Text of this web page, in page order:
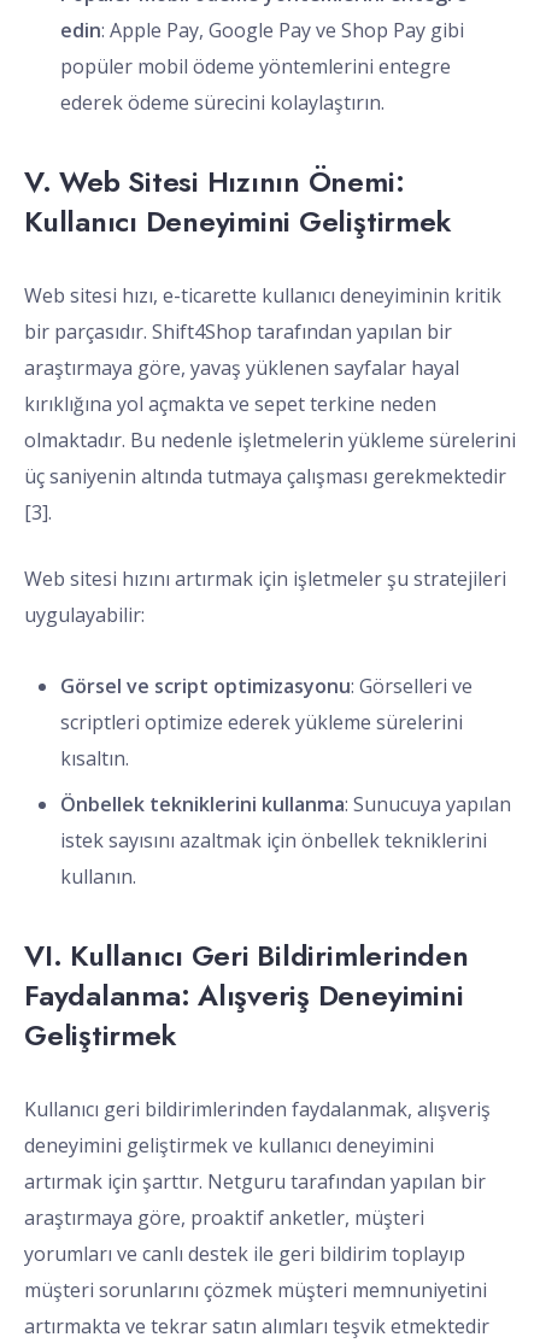
edin: Apple Pay, Google Pay ve Shop Pay gibi
popüler mobil ödeme yöntemlerini entegre
ederek ödeme sürecini kolaylaştırın.
V. Web Sitesi Hızının Önemi:
Kullanıcı Deneyimini Geliştirmek
Web sitesi hızı, e-ticarette kullanıcı deneyiminin kritik
bir parçasıdır. Shift4Shop tarafından yapılan bir
araştırmaya göre, yavaş yüklenen sayfalar hayal
kırıklığına yol açmakta ve sepet terkine neden
olmaktadır. Bu nedenle işletmelerin yükleme sürelerini
üç saniyenin altında tutmaya çalışması gerekmektedir
[3].
Web sitesi hızını artırmak için işletmeler şu stratejileri
uygulayabilir:
Görsel ve script optimizasyonu: Görselleri ve
scriptleri optimize ederek yükleme sürelerini
kısaltın.
Önbellek tekniklerini kullanma: Sunucuya yapılan
istek sayısını azaltmak için önbellek tekniklerini
kullanın.
VI. Kullanıcı Geri Bildirimlerinden
Faydalanma: Alışveriş Deneyimini
Geliştirmek
Kullanıcı geri bildirimlerinden faydalanmak, alışveriş
deneyimini geliştirmek ve kullanıcı deneyimini
artırmak için şarttır. Netguru tarafından yapılan bir
araştırmaya göre, proaktif anketler, müşteri
yorumları ve canlı destek ile geri bildirim toplayıp
müşteri sorunlarını çözmek müşteri memnuniyetini
artırmakta ve tekrar satın alımları teşvik etmektedir